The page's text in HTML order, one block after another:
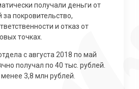
получали деньги от
покровительство,
и отказ от
точках.
с августа 2018 по май
получал по 40 тыс. рублей.
3,8 млн рублей.